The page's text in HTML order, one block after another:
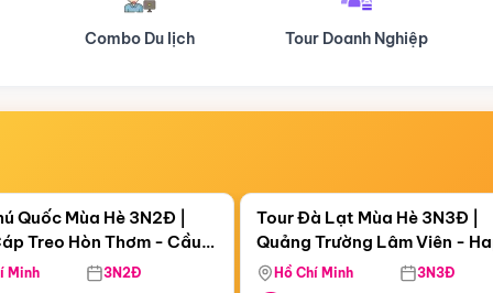
Tour Doanh Nghiệp Du lịch Hành Hương
14:26:56
Treo Hòn Thơm
Quốc Mùa Hè 3N2Đ |
Treo Hòn Thơm - Cầu
Viên Nước Aquatopia
Minh 3N2Đ
Còn05 ngày 14:26:56
Tour Đà Lạt Mùa Hè 3N3Đ |
Quảng Trường Lâm Viên -
Hill - Puppy Farm
Hồ Chí Minh 3N3Đ